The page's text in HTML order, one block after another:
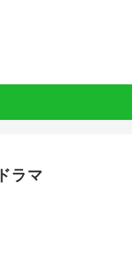
ドラマ